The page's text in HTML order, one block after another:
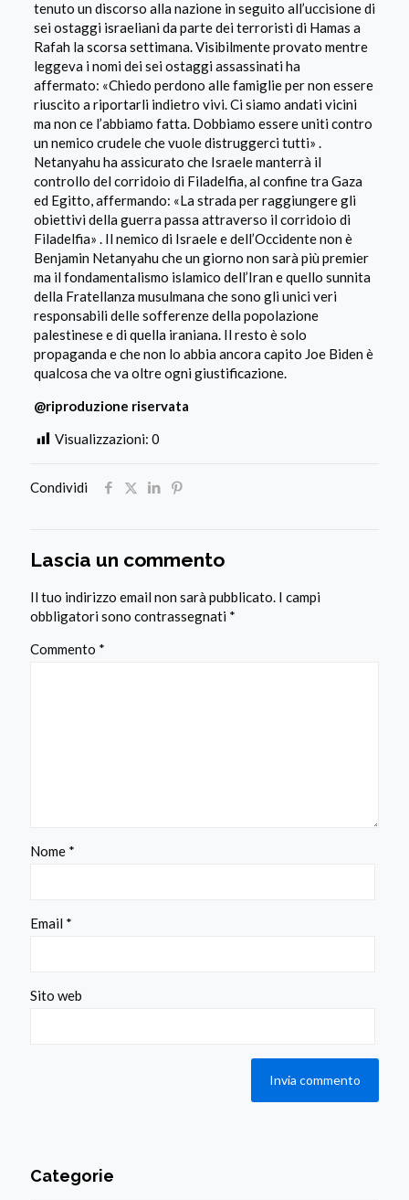
tenuto un discorso alla nazione in seguito all’uccisione di
sei ostaggi israeliani da parte dei terroristi di Hamas a
Rafah la scorsa settimana. Visibilmente provato mentre
leggeva i nomi dei sei ostaggi assassinati ha
affermato: «Chiedo perdono alle famiglie per non essere
riuscito a riportarli indietro vivi. Ci siamo andati vicini
ma non ce l’abbiamo fatta. Dobbiamo essere uniti contro
un nemico crudele che vuole distruggerci tutti» .
Netanyahu ha assicurato che Israele manterrà il
controllo del corridoio di Filadelfia, al confine tra Gaza
ed Egitto, affermando: «La strada per raggiungere gli
obiettivi della guerra passa attraverso il corridoio di
Filadelfia» . Il nemico di Israele e dell’Occidente non è
Benjamin Netanyahu che un giorno non sarà più premier
ma il fondamentalismo islamico dell’Iran e quello sunnita
della Fratellanza musulmana che sono gli unici veri
responsabili delle sofferenze della popolazione
palestinese e di quella iraniana. Il resto è solo
propaganda e che non lo abbia ancora capito Joe Biden è
qualcosa che va oltre ogni giustificazione.
@riproduzione riservata
Visualizzazioni: 0
Condividi
Lascia un commento
Il tuo indirizzo email non sarà pubblicato. I campi
obbligatori sono contrassegnati *
Commento *
Nome *
Email *
Sito web
Categorie